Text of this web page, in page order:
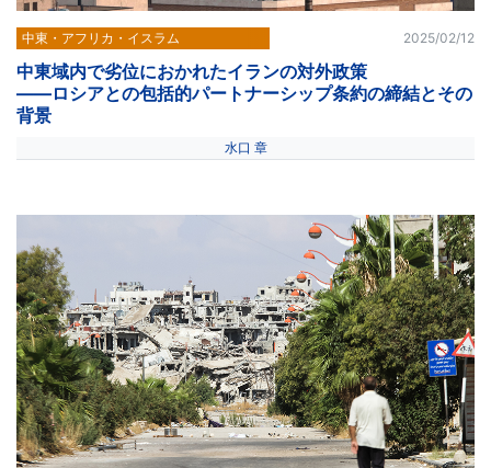
中東・アフリカ・イスラム 2025/02/12
中東域内で劣位におかれたイランの対外政策
――ロシアとの包括的パートナーシップ条約の締結とその
背景
水口 章